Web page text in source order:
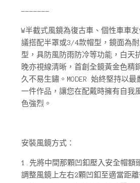
-------
W半截式風鏡為復古車、個性車車
議搭配半罩或3/4款帽型，鏡面為
型，具防風防雨防冷等功能，白天
晚亦視線清晰，首創全鏡黃金色精
久不易生鏽。MODER 始終堅持以
一件作品，讓您在配戴時擁有自我
色強烈。
安裝風鏡方式：
1.先將中間那顆凹釦壓入安全帽額
調整風鏡上左右2顆凹釦至適當距